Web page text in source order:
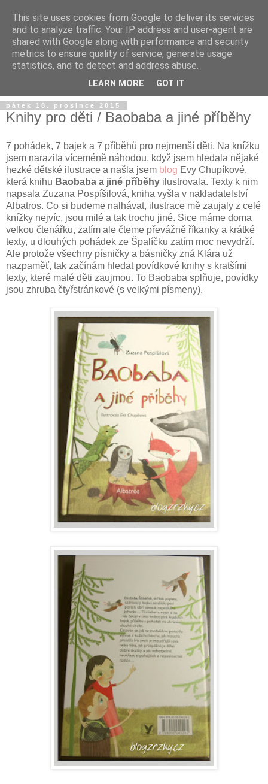
pátek 18. prosince 2015
Knihy pro děti / Baobaba a jiné příběhy
7 pohádek, 7 bajek a 7 příběhů pro nejmenší děti. Na knížku
jsem narazila víceméně náhodou, když jsem hledala nějaké
hezké dětské ilustrace a našla jsem blog Evy Chupíkové,
která knihu Baobaba a jiné příběhy ilustrovala. Texty k nim
napsala Zuzana Pospíšilová, kniha vyšla v nakladatelství
Albatros. Co si budeme nalhávat, ilustrace mě zaujaly z celé
knížky nejvíc, jsou milé a tak trochu jiné. Sice máme doma
velkou čtenářku, zatím ale čteme převážně říkanky a krátké
texty, u dlouhých pohádek ze Špalíčku zatím moc nevydrží.
Ale protože všechny písničky a básničky zná Klára už
nazpaměť, tak začínám hledat povídkové knihy s kratšími
texty, které malé děti zaujmou. To Baobaba splňuje, povídky
jsou zhruba čtyřstránkové (s velkými písmeny).
This site uses cookies from Google to deliver its services
and to analyze traffic. Your IP address and user-agent are
shared with Google along with performance and security
metrics to ensure quality of service, generate usage
statistics, and to detect and address abuse.
LEARN MORE GOT IT